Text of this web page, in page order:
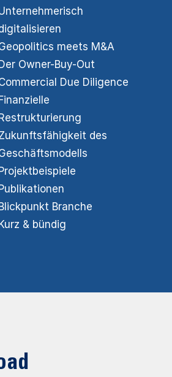
meets M&A
Der Owner-Buy-Out
Due Diligence
Finanzielle
Restrukturierung
des
Projektbeispiele
Publikationen
Blickpunkt Branche
Kurz & bündig